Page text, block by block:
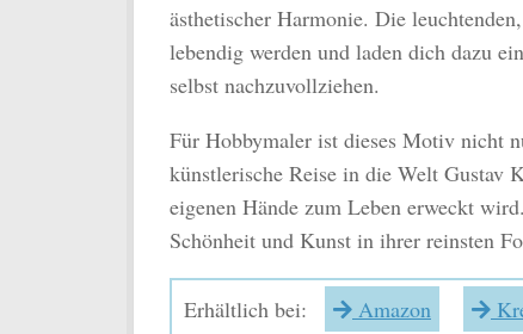
ästhetischer Harmonie. Die
lebendig werden und laden dich dazu
selbst nachzuvollziehen.
Für Hobbymaler ist dieses Motiv nicht
künstlerische Reise in die Welt Gustav
eigenen Hände zum Leben erweckt
Schönheit und Kunst in ihrer reinsten
Erhältlich bei: Amazon